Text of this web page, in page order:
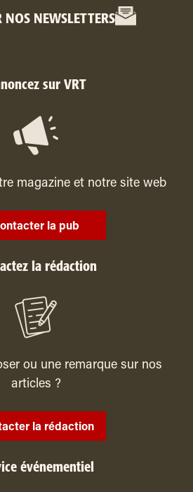
NOS NEWSLETTERS
sur VRT
magazine et notre site web
la pub
la rédaction
ou une remarque sur nos
articles ?
la rédaction
événementiel